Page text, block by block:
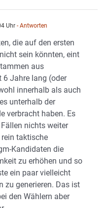
Uhr - Antworten
die auf den ersten
sein könnten, eint
aus
6 Jahre lang (oder
innerhalb als auch
unterhalb der
verbracht haben. Es
nichts weiter
taktische
Kandidaten die
zu erhöhen und so
ein paar vielleicht
zu generieren. Das ist
den Wählern aber